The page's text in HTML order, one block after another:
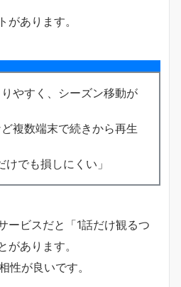
があります。
やすく、シーズン移動が
複数端末で続きから再生
けでも損しにくい」
ービスだと「1話だけ観るつ
があります。
性が良いです。